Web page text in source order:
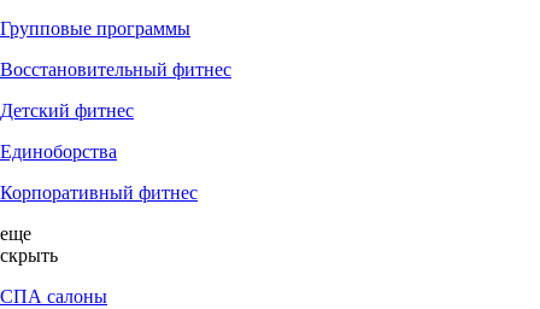
Групповые программы
Восстановительный фитнес
Детский фитнес
Единоборства
Корпоративный фитнес
еще
скрыть
СПА салоны